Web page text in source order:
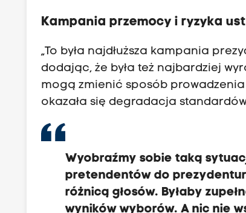
Kampania przemocy i ryzyka
„To była najdłuższa kampania
dodając, że była też najbardziej
mogą zmienić sposób
okazała się degradacja
Wyobraźmy sobie taką
pretendentów do
różnicą głosów. Byłaby
wyników wyborów. A nic nie